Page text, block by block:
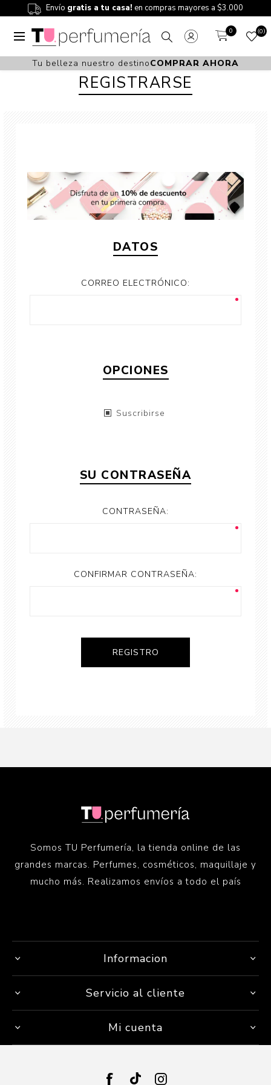
Envío gratis a tu casa! en compras mayores a $3.000
0 0
Tu belleza nuestro destinoCOMPRAR AHORA
REGISTRARSE
DATOS
CORREO ELECTRÓNICO:
OPCIONES
Suscribirse
SU CONTRASEÑA
CONTRASEÑA:
CONFIRMAR CONTRASEÑA:
Somos TU Perfumería, la tienda online de las
grandes marcas. Perfumes, cosméticos, maquillaje y
mucho más. Realizamos envíos a todo el país
Informacion
Servicio al cliente
Mi cuenta